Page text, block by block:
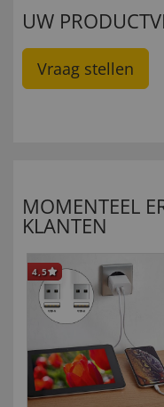
UW
Vraag stellen
MOMENTEEL
KLANTEN
4,5